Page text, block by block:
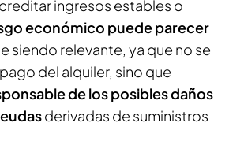
ingresos estables o
económico puede parecer
siendo relevante, ya que no se
del alquiler, sino que
de los posibles daños
derivadas de suministros